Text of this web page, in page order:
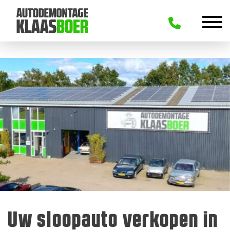
Uw sloopauto verkopen in